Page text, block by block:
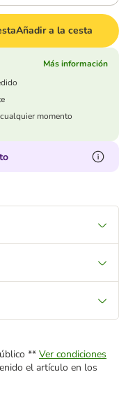
Añadir a la cesta
Más información
momento
** Ver condiciones
el artículo en los